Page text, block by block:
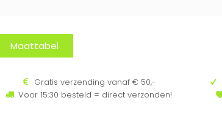
Maattabel
Gratis verzending vanaf € 50,-
Voor 15:30 besteld = direct verzonden!